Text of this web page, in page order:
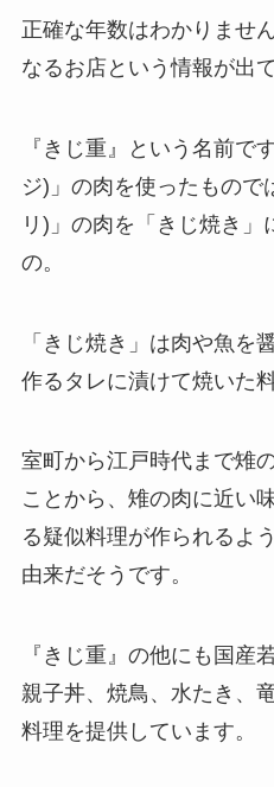
正確な年数はわかりませ
なるお店という情報が出
『きじ重』という名前で
ジ)」の肉を使ったもので
リ)」の肉を「きじ焼き」
の。
「きじ焼き」は肉や魚を
作るタレに漬けて焼いた料
室町から江戸時代まで雉
ことから、雉の肉に近い
る疑似料理が作られるよ
由来だそうです。
『きじ重』の他にも国産
親子丼、焼鳥、水たき、
料理を提供しています。